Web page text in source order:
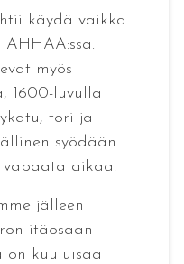
käydä vaikka
AHHAA:ssa.
myös
1600-luvulla
tori ja
syödään
aikaa.
jälleen
itäosaan
on kuuluisaa